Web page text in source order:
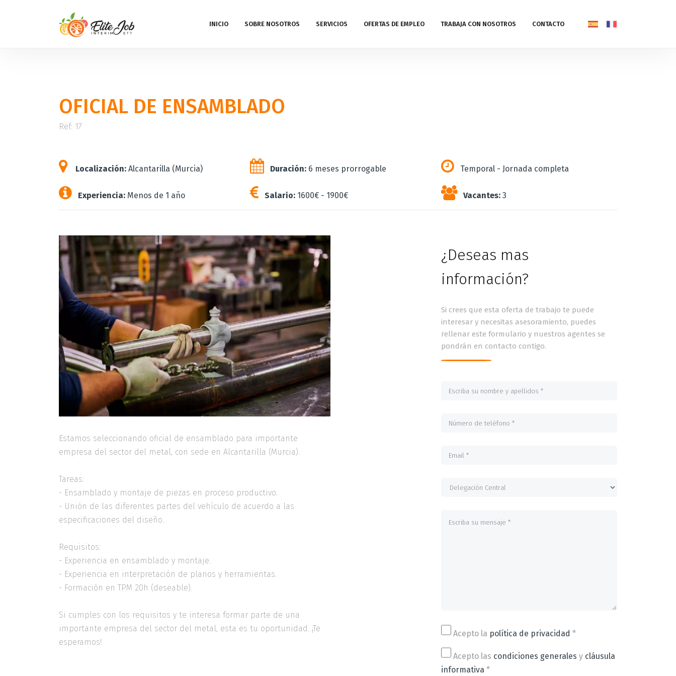
INICIO SOBRE NOSOTROS SERVICIOS OFERTAS DE EMPLEO TRABAJA CON NOSOTROS CONTACTO
OFICIAL DE ENSAMBLADO
Ref: 17
Localización: Alcantarilla (Murcia) Duración: 6 meses prorrogable Temporal - Jornada completa
Experiencia: Menos de 1 año Salario: 1600€ - 1900€ Vacantes: 3
Estamos seleccionando oficial de ensamblado para importante
empresa del sector del metal, con sede en Alcantarilla (Murcia).
Tareas:
- Ensamblado y montaje de piezas en proceso productivo.
- Unión de las diferentes partes del vehículo de acuerdo a las
especificaciones del diseño.
Requisitos:
- Experiencia en ensamblado y montaje.
- Experiencia en interpretación de planos y herramientas.
- Formación en TPM 20h (deseable).
Si cumples con los requisitos y te interesa formar parte de una
importante empresa del sector del metal, esta es tu oportunidad. ¡Te
esperamos!
¿Deseas mas
información?
Si crees que esta oferta de trabajo te puede
interesar y necesitas asesoramiento, puedes
rellenar este formulario y nuestros agentes se
pondrán en contacto contigo.
Acepto la política de privacidad *
Acepto las condiciones generales y cláusula
informativa *